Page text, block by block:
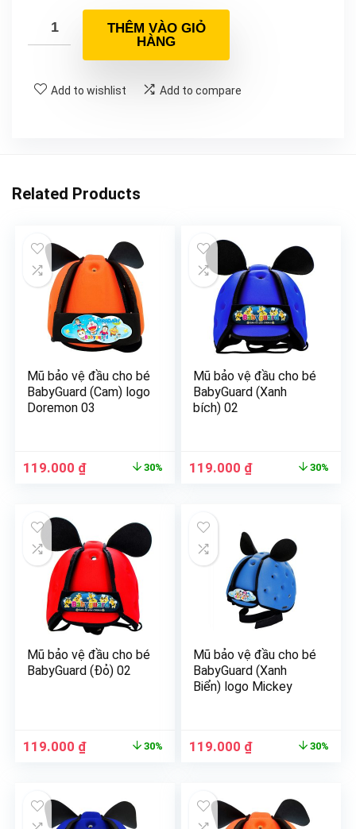
THÊM VÀO GIỎ
HÀNG
Add to wishlist Add to compare
Related Products
Mũ bảo vệ đầu cho bé
BabyGuard (Cam) logo
Doremon 03
119.000 ₫ 30%
Mũ bảo vệ đầu cho bé
BabyGuard (Xanh
bích) 02
119.000 ₫ 30%
Mũ bảo vệ đầu cho bé
BabyGuard (Đỏ) 02
119.000 ₫ 30%
Mũ bảo vệ đầu cho bé
BabyGuard (Xanh
Biển) logo Mickey
119.000 ₫ 30%